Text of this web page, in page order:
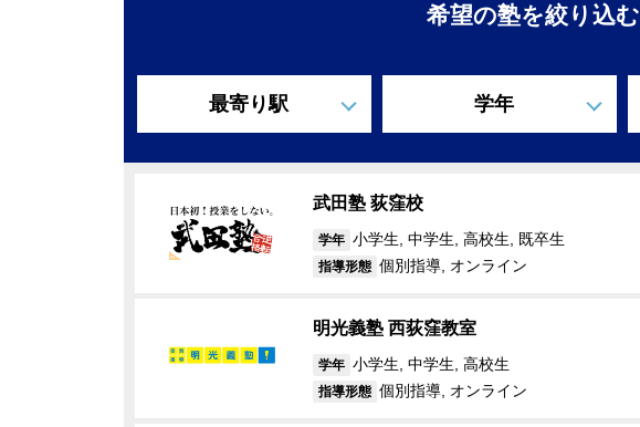
希望の塾を絞り込む
最寄り駅 学年
武田塾 荻窪校
学年 小学生, 中学生, 高校生, 既卒生
指導形態 個別指導, オンライン
明光義塾 西荻窪教室
学年 小学生, 中学生, 高校生
指導形態 個別指導, オンライン